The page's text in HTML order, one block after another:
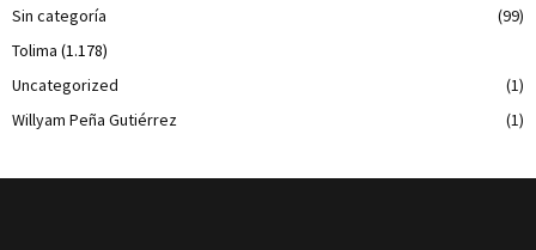
Sin categoría
(99)
Tolima (1.178)
Uncategorized
(1)
Willyam Peña Gutiérrez
(1)